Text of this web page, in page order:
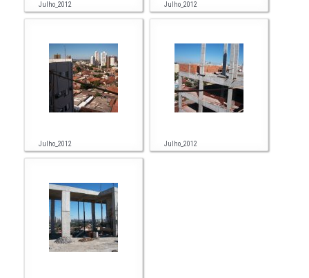
Julho_2012 Julho_2012
Julho_2012 Julho_2012